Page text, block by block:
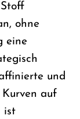
ohne
eine
und
Kurven auf
ist